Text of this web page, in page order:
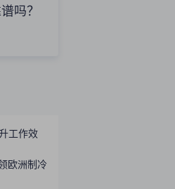
吗？
工作效
欧洲制冷